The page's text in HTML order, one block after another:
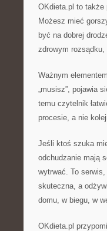
OKdieta.pl to także
Możesz mieć
być na dobrej
zdrowym rozsądku,
Ważnym
„musisz”, pojawia
temu czytelnik
procesie, a nie
Jeśli ktoś szuka
odchudzanie mają
wytrwać. To
skuteczna, a
domu, w biegu, w
OKdieta.pl